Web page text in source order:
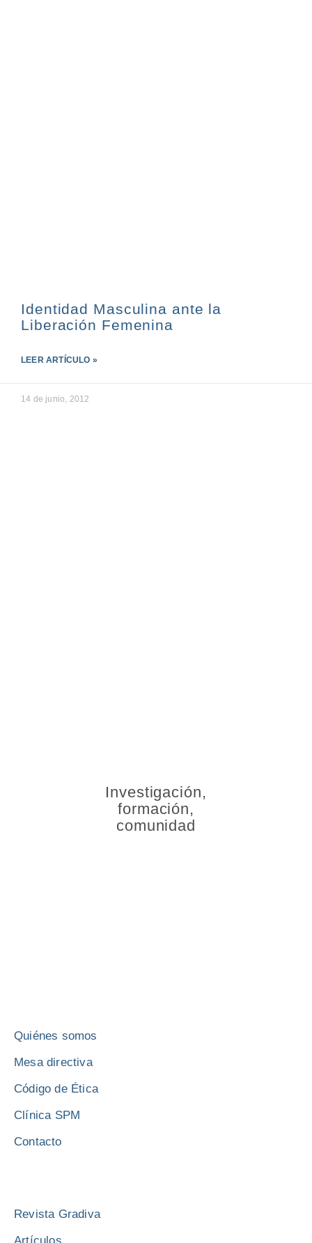
Identidad Masculina ante la
Liberación Femenina
LEER ARTÍCULO »
14 de junio, 2012
Investigación,
formación,
comunidad
Quiénes somos
Mesa directiva
Código de Ética
Clínica SPM
Contacto
Revista Gradiva